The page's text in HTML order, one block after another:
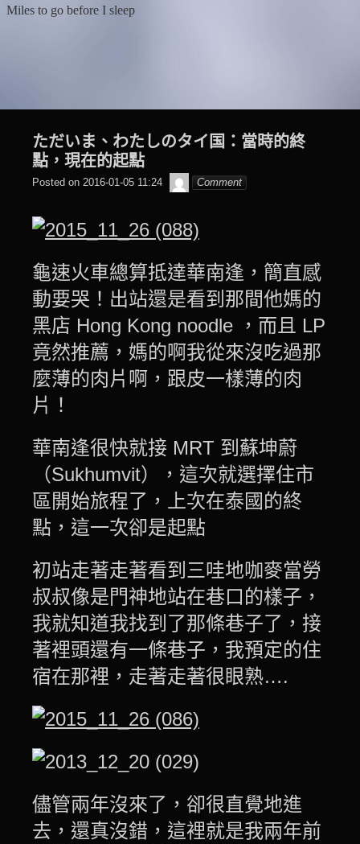
Miles to go before I sleep
ただいま、わたしのタイ国：當時的終
點，現在的起點
Posted on 2016-01-05 11:24 beagle2001_tw
Comment
龜速火車總算抵達華南逢，簡直感
動要哭！出站還是看到那間他媽的
黑店 Hong Kong noodle ，而且 LP
竟然推薦，媽的啊我從來沒吃過那
麼薄的肉片啊，跟皮一樣薄的肉
片！
華南逢很快就接 MRT 到蘇坤蔚
（Sukhumvit），這次就選擇住市
區開始旅程了，上次在泰國的終
點，這一次卻是起點
初站走著走著看到三哇地咖麥當勞
叔叔像是門神地站在巷口的樣子，
我就知道我找到了那條巷子了，接
著裡頭還有一條巷子，我預定的住
宿在那裡，走著走著很眼熟….
儘管兩年沒來了，卻很直覺地進
去，還真沒錯，這裡就是我兩年前